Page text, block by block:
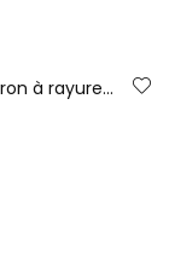
Moufle marron à rayures bébé